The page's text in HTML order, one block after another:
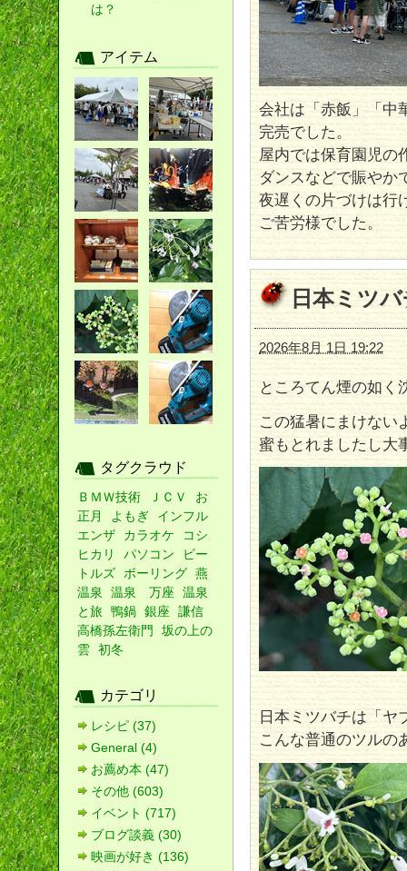
会社は「赤飯」「中
完売でした。
屋内では保育園児の
ダンスなどで賑やか
夜遅くの片づけは行
ご苦労様でした。
日本ミツ
2026年8月 1日 19:22
ところてん煙の如く
この猛暑にまけない
蜜もとれましたし大
日本ミツバチは「ヤ
こんな普通のツルの
は？
アイテム
タグクラウド
ＢＭＷ技術 ＪＣＶ
お
正月
よもぎ
インフル
エンザ
カラオケ
コシ
ヒカリ
パソコン
ビー
トルズ ボーリング 燕
温泉
温泉 万座
温泉
と旅 鴨鍋 銀座
謙信
高橋孫左衛門
坂の上の
雲 初冬
カテゴリ
レシピ (37)
General (4)
お薦め本 (47)
その他 (603)
イベント (717)
ブログ談義 (30)
映画が好き (136)